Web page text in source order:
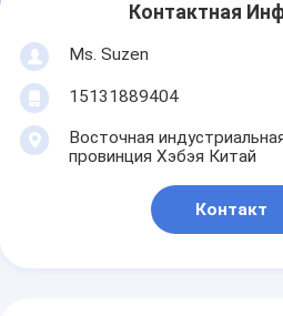
Контактная
Ms. Suzen
15131889404
Восточная
провинция Хэбэя Китай
Контакт